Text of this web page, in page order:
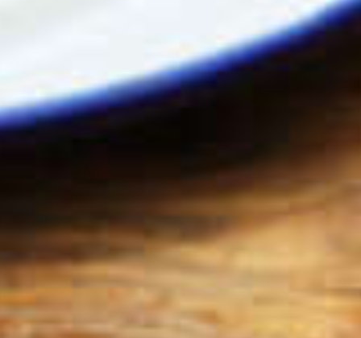
De regering
naar
om fastfood
remmen